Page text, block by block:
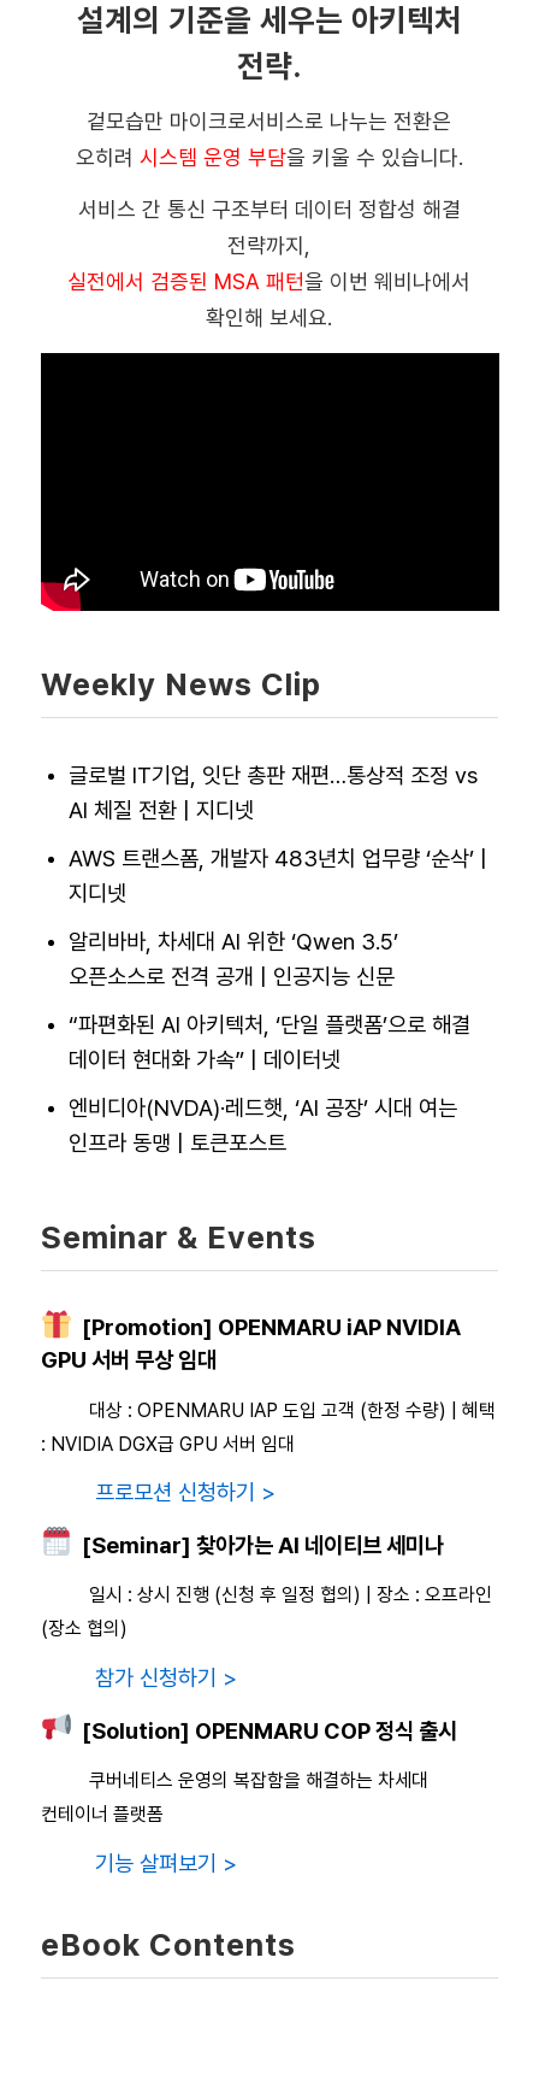
설계의 기준을 세우는 아키텍처
전략.
겉모습만 마이크로서비스로 나누는 전환은
오히려 시스템 운영 부담을 키울 수 있습니다.
서비스 간 통신 구조부터 데이터 정합성 해결
전략까지,
실전에서 검증된 MSA 패턴을 이번 웨비나에서
확인해 보세요.
Weekly News Clip
글로벌 IT기업, 잇단 총판 재편…통상적 조정 vs
AI 체질 전환 | 지디넷
AWS 트랜스폼, 개발자 483년치 업무량 ‘순삭’ |
지디넷
알리바바, 차세대 AI 위한 ‘Qwen 3.5’
오픈소스로 전격 공개 | 인공지능 신문
“파편화된 AI 아키텍처, ‘단일 플랫폼’으로 해결
데이터 현대화 가속” | 데이터넷
엔비디아(NVDA)·레드햇, ‘AI 공장’ 시대 여는
인프라 동맹 | 토큰포스트
Seminar & Events
[Promotion] OPENMARU iAP NVIDIA
GPU 서버 무상 임대
대상 : OPENMARU IAP 도입 고객 (한정 수량) | 혜택
: NVIDIA DGX급 GPU 서버 임대
프로모션 신청하기 >
[Seminar] 찾아가는 AI 네이티브 세미나
일시 : 상시 진행 (신청 후 일정 협의) | 장소 : 오프라인
(장소 협의)
참가 신청하기 >
[Solution] OPENMARU COP 정식 출시
쿠버네티스 운영의 복잡함을 해결하는 차세대
컨테이너 플랫폼
기능 살펴보기 >
eBook Contents